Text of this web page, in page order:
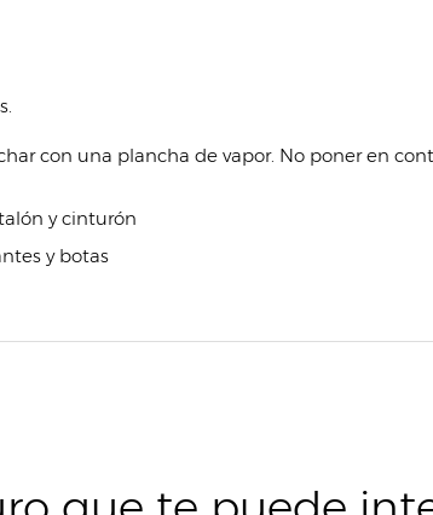
con una plancha de vapor. No poner en
y cinturón
y botas